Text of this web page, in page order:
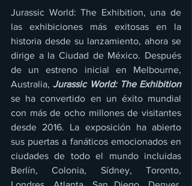
Jurassic World: The Exhibition, una de
las exhibiciones más exitosas en la
historia desde su lanzamiento, ahora se
dirige a la Ciudad de México. Después
de un estreno inicial en Melbourne,
Australia, Jurassic World: The Exhibition
se ha convertido en un éxito mundial
con más de ocho millones de visitantes
desde 2016. La exposición ha abierto
sus puertas a fanáticos emocionados en
ciudades de todo el mundo incluidas
Berlín, Colonia, Sídney, Toronto,